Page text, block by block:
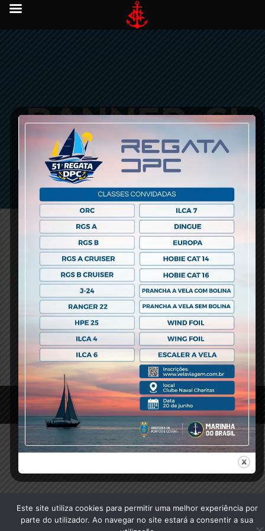
BANNER_SI
TE
junho 13, 2017 - 0 comments-
Previous Post
© 2020 Clube Naval Charitas, All Rights Reserved.
Este site utiliza cookies para permitir uma melhor experiência por
parte do utilizador. Ao navegar no site estará a consentir a sua